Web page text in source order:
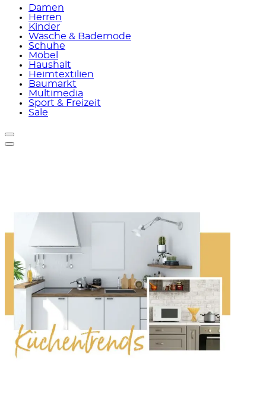
Damen
Herren
Kinder
Wäsche & Bademode
Schuhe
Möbel
Haushalt
Heimtextilien
Baumarkt
Multimedia
Sport & Freizeit
Sale